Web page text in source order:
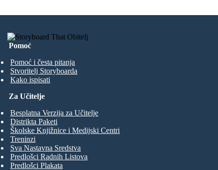
Pomoć
Pomoć i česta pitanja
Stvoritelj Storyboarda
Kako ispisati
Za Učitelje
Besplatna Verzija za Učitelje
Distrikta Paketi
Školske Knjižnice i Medijski Centri
Treninzi
Sva Nastavna Sredstva
Predlošci Radnih Listova
Predlošci Plakata